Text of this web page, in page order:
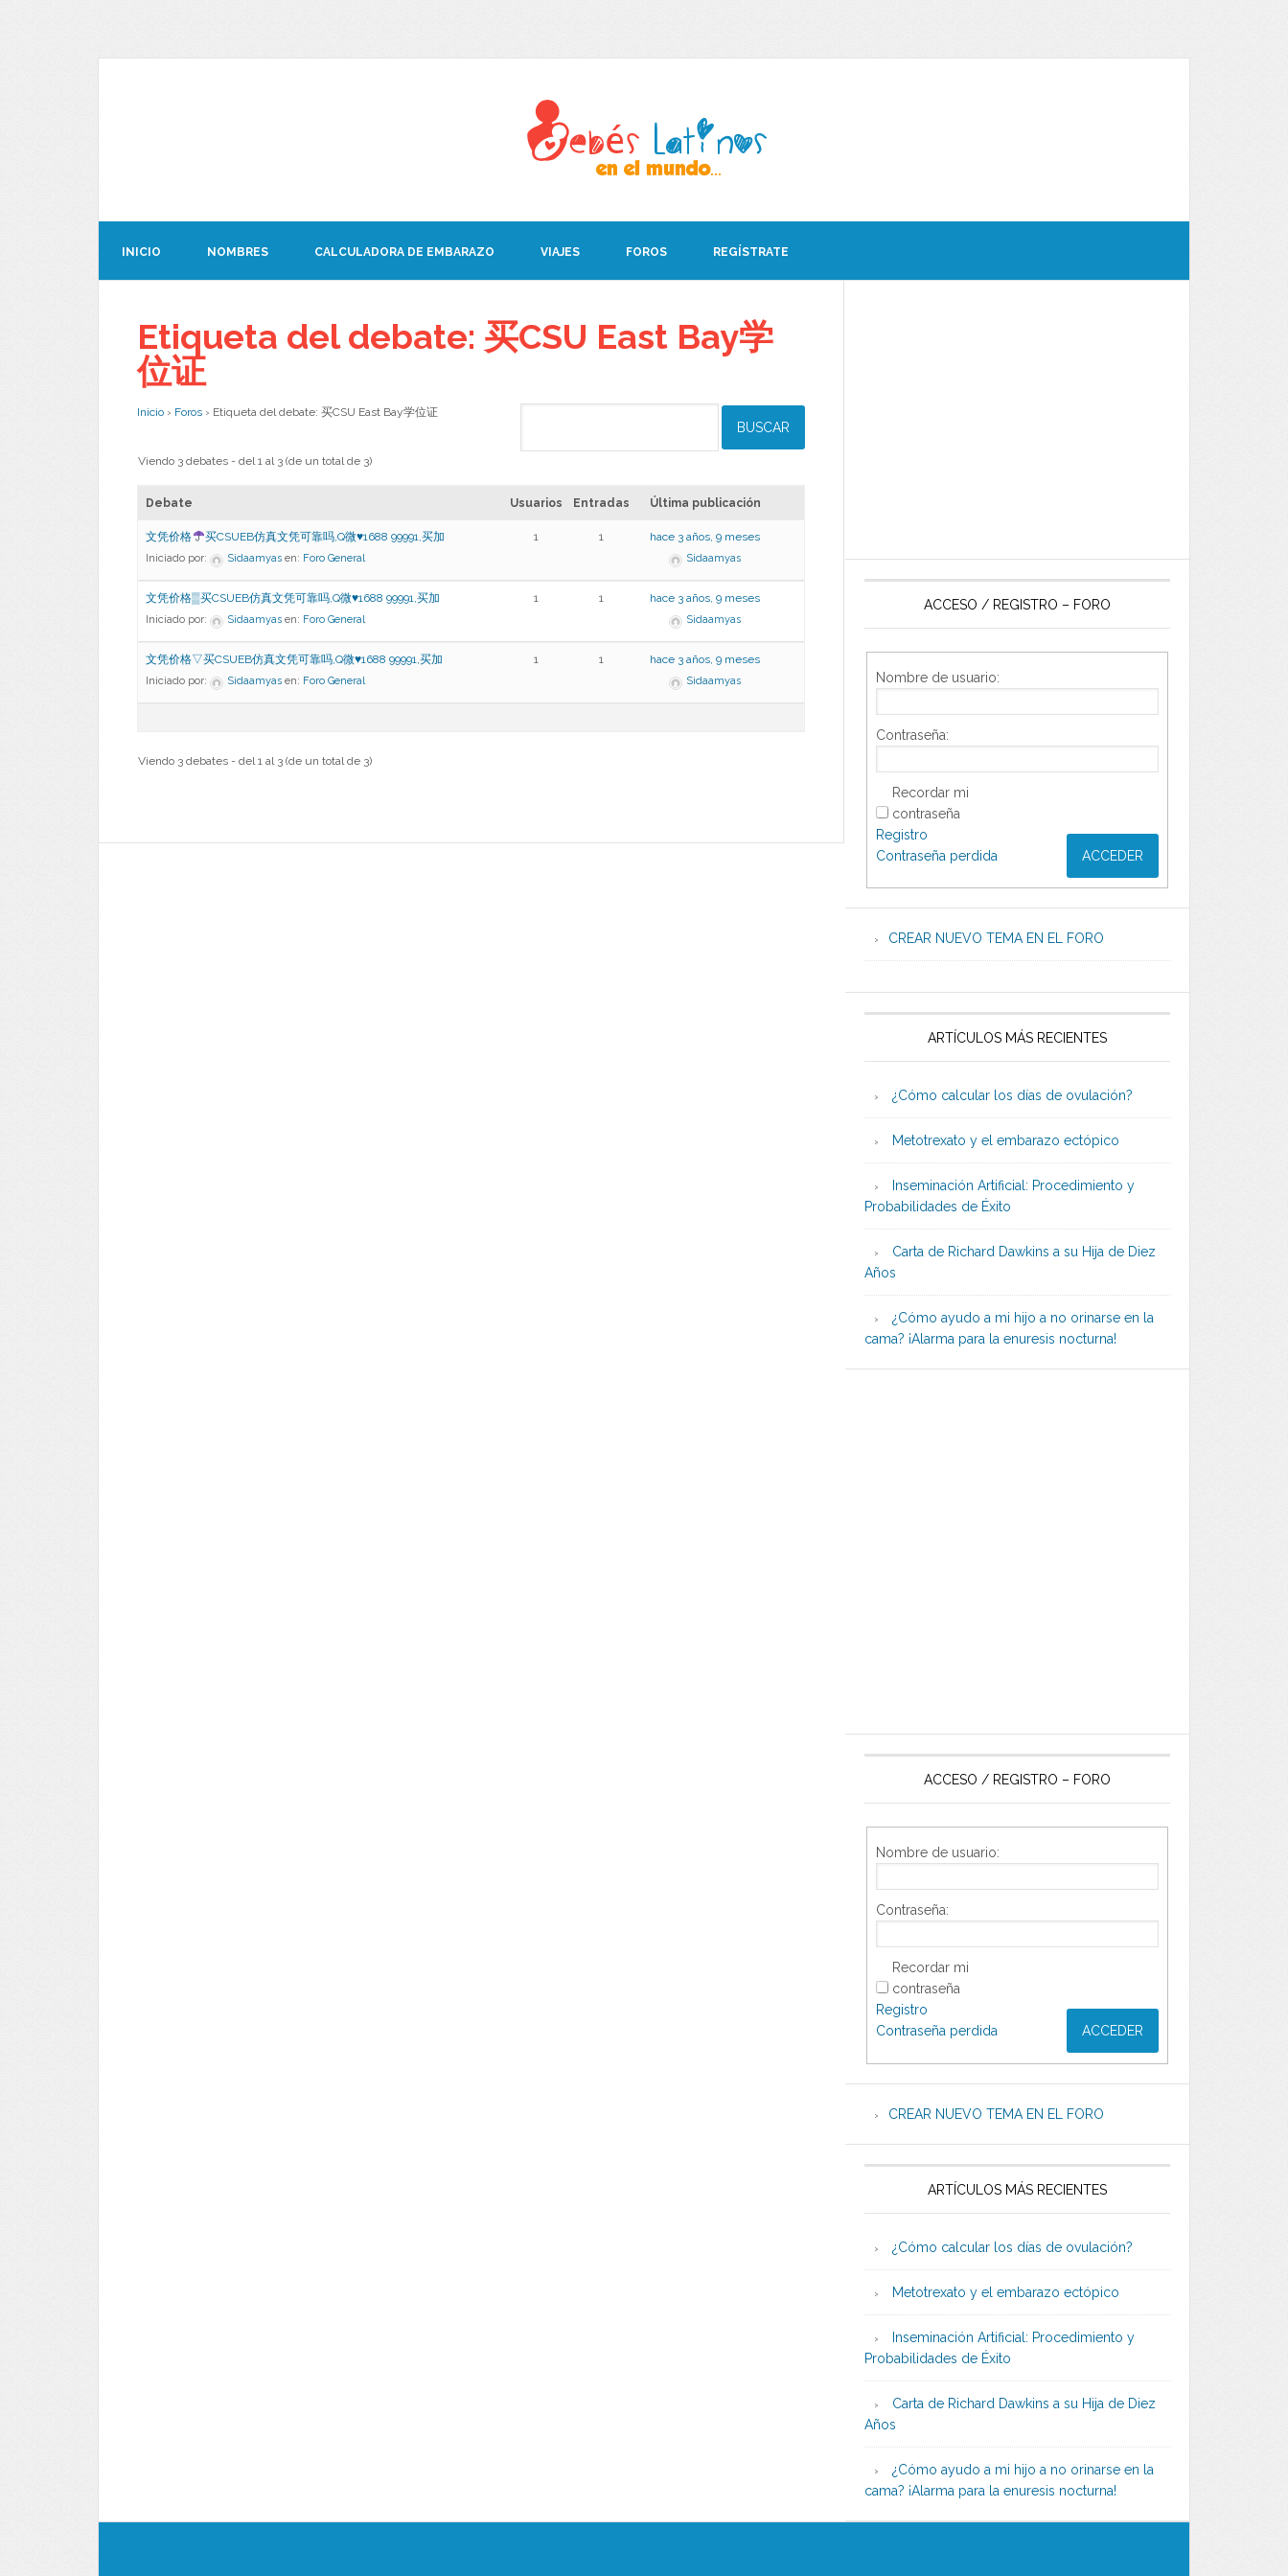
INICIO NOMBRES CALCULADORA DE EMBARAZO VIAJES FOROS REGÍSTRATE
Etiqueta del debate: 买CSU East Bay学
位证
Inicio › Foros › Etiqueta del debate: 买CSU East Bay学位证
Viendo 3 debates - del 1 al 3 (de un total de 3)
Debate Usuarios Entradas Última publicación
文凭价格 买CSUEB仿真文凭可靠吗,Q微♥1688 99991,买加
Iniciado por: Sidaamyas en: Foro General
1 1 hace 3 años, 9 meses
Sidaamyas
文凭价格▒买CSUEB仿真文凭可靠吗,Q微♥1688 99991,买加
Iniciado por: Sidaamyas en: Foro General
1 1 hace 3 años, 9 meses
Sidaamyas
文凭价格▽买CSUEB仿真文凭可靠吗,Q微♥1688 99991,买加
Iniciado por: Sidaamyas en: Foro General
1 1 hace 3 años, 9 meses
Sidaamyas
Viendo 3 debates - del 1 al 3 (de un total de 3)
ACCESO / REGISTRO – FORO
Nombre de usuario:
Contraseña:
Recordar mi
contraseña
ACCEDER
Registro
Contraseña perdida
CREAR NUEVO TEMA EN EL FORO
ARTÍCULOS MÁS RECIENTES
¿Cómo calcular los días de ovulación?
Metotrexato y el embarazo ectópico
Inseminación Artificial: Procedimiento y
Probabilidades de Éxito
Carta de Richard Dawkins a su Hija de Diez
Años
¿Cómo ayudo a mi hijo a no orinarse en la
cama? ¡Alarma para la enuresis nocturna!
ACCESO / REGISTRO – FORO
Nombre de usuario:
Contraseña:
Recordar mi
contraseña
ACCEDER
Registro
Contraseña perdida
CREAR NUEVO TEMA EN EL FORO
ARTÍCULOS MÁS RECIENTES
¿Cómo calcular los días de ovulación?
Metotrexato y el embarazo ectópico
Inseminación Artificial: Procedimiento y
Probabilidades de Éxito
Carta de Richard Dawkins a su Hija de Diez
Años
¿Cómo ayudo a mi hijo a no orinarse en la
cama? ¡Alarma para la enuresis nocturna!